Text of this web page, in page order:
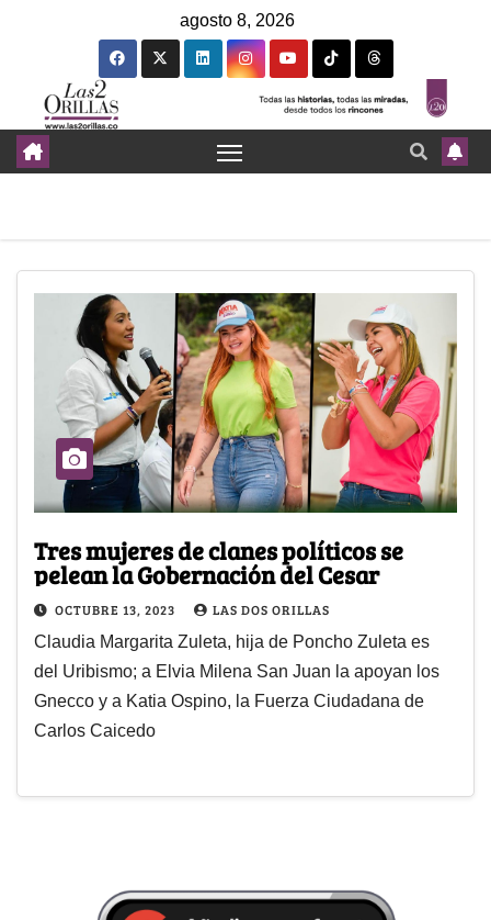
agosto 8, 2026
Tres mujeres de clanes políticos se
pelean la Gobernación del Cesar
OCTUBRE 13, 2023 LAS DOS ORILLAS
Claudia Margarita Zuleta, hija de Poncho Zuleta es
del Uribismo; a Elvia Milena San Juan la apoyan los
Gnecco y a Katia Ospino, la Fuerza Ciudadana de
Carlos Caicedo